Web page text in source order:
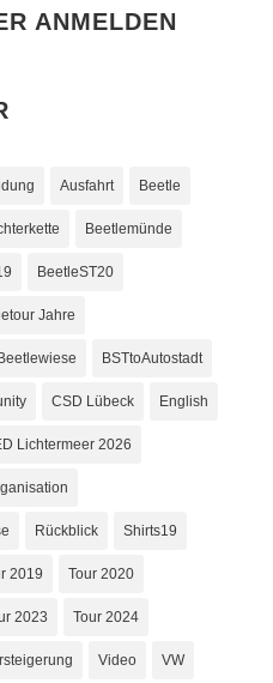
ANMELDEN
Ausfahrt Beetle
Beetlemünde
BeetleST20
Jahre
Beetlewiese BSTtoAutostadt
CSD Lübeck English
Lichtermeer 2026
Rückblick Shirts19
2019 Tour 2020
2023 Tour 2024
Video VW